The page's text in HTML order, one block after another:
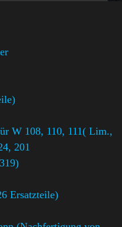
W 108, 110, 111( Lim.,
201
Ersatzteile)